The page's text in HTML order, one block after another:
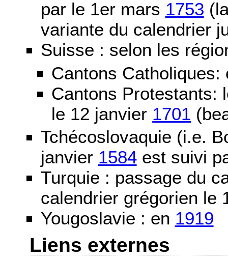
par le 1er mars 1753
variante du calendrier
Suisse : selon les
Cantons
Cantons Protestants:
le 12 janvier 1701
Tchécoslovaquie (i.e.
janvier 1584est suivi
Turquie : passage du
calendrier grégorien le
Yougoslavie : en 1919
Liens externes